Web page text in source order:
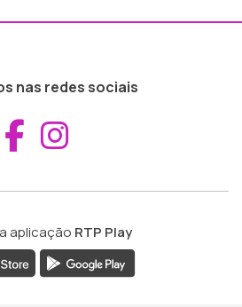
nas redes sociais
Aceder ao
aplicação RTP Play